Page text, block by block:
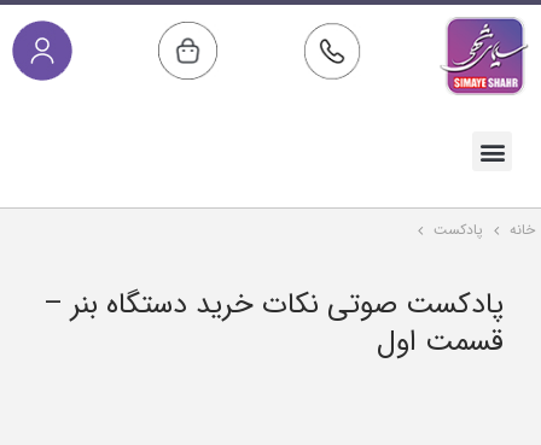
خانه پادکست
پادکست صوتی نکات خرید دستگاه بنر –
قسمت اول